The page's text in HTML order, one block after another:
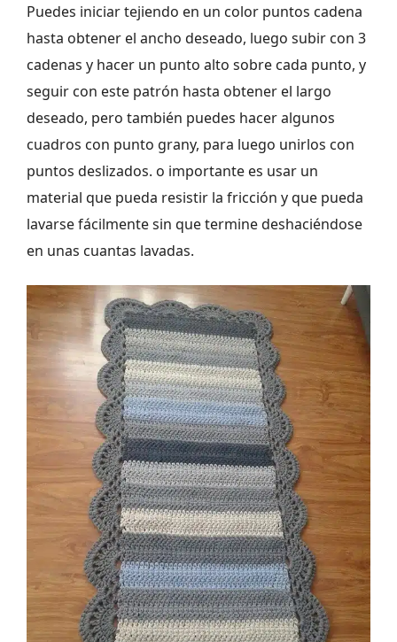
Puedes iniciar tejiendo en un color puntos cadena
hasta obtener el ancho deseado, luego subir con 3
cadenas y hacer un punto alto sobre cada punto, y
seguir con este patrón hasta obtener el largo
deseado, pero también puedes hacer algunos
cuadros con punto grany, para luego unirlos con
puntos deslizados. o importante es usar un
material que pueda resistir la fricción y que pueda
lavarse fácilmente sin que termine deshaciéndose
en unas cuantas lavadas.